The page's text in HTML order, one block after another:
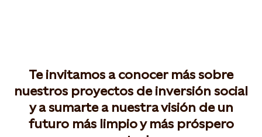
Te invitamos a conocer más sobre
nuestros proyectos de inversión social
y a sumarte a nuestra visión de un
futuro más limpio y más próspero